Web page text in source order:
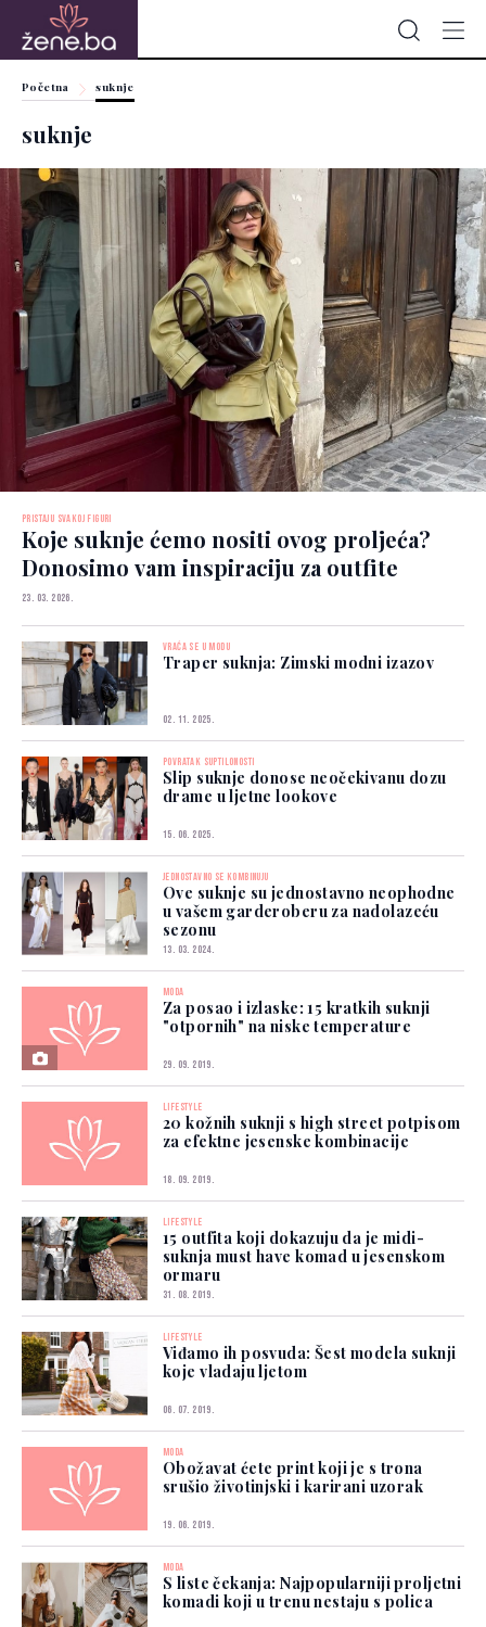
Početna suknje
suknje
PRISTAJU SVAKOJ FIGURI
Koje suknje ćemo nositi ovog proljeća?
Donosimo vam inspiraciju za outfite
23. 03. 2026.
VRAĆA SE U MODU
Traper suknja: Zimski modni izazov
02. 11. 2025.
POVRATAK SUPTILONOSTI
Slip suknje donose neočekivanu dozu
drame u ljetne lookove
15. 06. 2025.
JEDNOSTAVNO SE KOMBINUJU
Ove suknje su jednostavno neophodne
u vašem garderoberu za nadolazeću
sezonu
13. 03. 2024.
MODA
Za posao i izlaske: 15 kratkih suknji
"otpornih" na niske temperature
29. 09. 2019.
LIFESTYLE
20 kožnih suknji s high street potpisom
za efektne jesenske kombinacije
18. 09. 2019.
LIFESTYLE
15 outfita koji dokazuju da je midi-
suknja must have komad u jesenskom
ormaru
31. 08. 2019.
LIFESTYLE
Viđamo ih posvuda: Šest modela suknji
koje vladaju ljetom
06. 07. 2019.
MODA
Obožavat ćete print koji je s trona
srušio životinjski i karirani uzorak
19. 06. 2019.
MODA
S liste čekanja: Najpopularniji proljetni
komadi koji u trenu nestaju s polica